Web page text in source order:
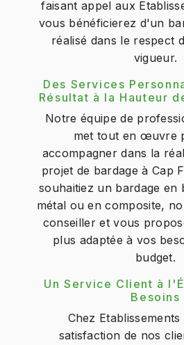
faisant appel aux
vous bénéficierez d'un
réalisé dans le respect
vigueur.
Des Services
Résultat à la Hauteur
Notre équipe de
met tout en œuvre
accompagner dans la
projet de bardage à Cap
souhaitiez un bardage en
métal ou en composite,
conseiller et vous
plus adaptée à vos
budget.
Un Service Client à
Besoins
Chez
satisfaction de nos